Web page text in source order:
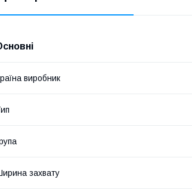
виробник
захвату